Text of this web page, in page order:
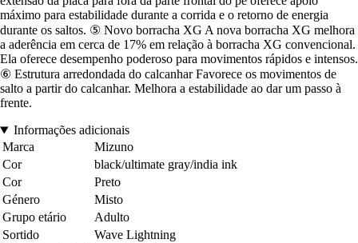
máximo para estabilidade durante a corrida e o retorno de energia
durante os saltos. ⑤ Novo borracha XG A nova borracha XG melhora
a aderência em cerca de 17% em relação à borracha XG convencional.
Ela oferece desempenho poderoso para movimentos rápidos e intensos.
⑥ Estrutura arredondada do calcanhar Favorece os movimentos de
salto a partir do calcanhar. Melhora a estabilidade ao dar um passo à
frente.
Informações adicionais
Marca
Mizuno
Cor
black/ultimate gray/india ink
Cor
Preto
Género
Misto
Grupo etário
Adulto
Sortido
Wave Lightning